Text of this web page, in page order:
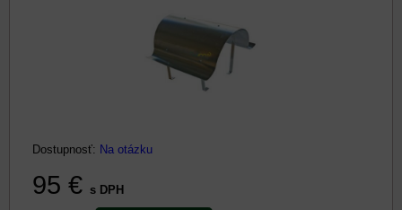
Dostupnosť: Na otázku
95 € s DPH